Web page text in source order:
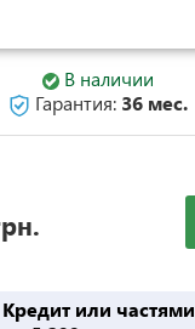
В наличии
Гарантия: 36 мес.
Кредит или частями